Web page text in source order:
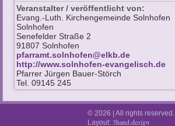
Veranstalter / veröffentlicht von:
Evang.-Luth. Kirchengemeinde Solnhofen
Solnhofen
Senefelder Straße 2
91807 Solnhofen
pfarramt.solnhofen@elkb.de
http://www.solnhofen-evangelisch.de
Pfarrer Jürgen Bauer-Störch
Tel. 09145 245
© 2026 | All rights reserved.
Layout: 3hand.design